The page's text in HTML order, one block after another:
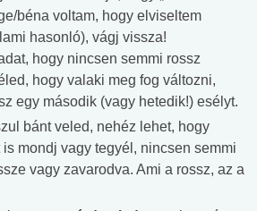
béna voltam, hogy elviseltem
hasonló), vágj vissza!
hogy nincsen semmi rossz
hogy valaki meg fog változni,
egy második (vagy hetedik!) esélyt.
bánt veled, nehéz lehet, hogy
mondj vagy tegyél, nincsen semmi
vagy zavarodva. Ami a rossz, az a